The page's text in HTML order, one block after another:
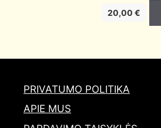
20,00 €
PRIVATUMO POLITIKA
APIE MUS